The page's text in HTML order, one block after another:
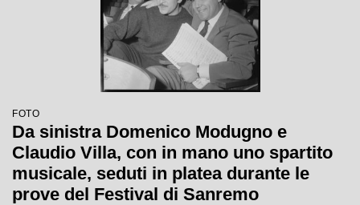
FOTO
Da sinistra Domenico Modugno e
Claudio Villa, con in mano uno spartito
musicale, seduti in platea durante le
prove del Festival di Sanremo